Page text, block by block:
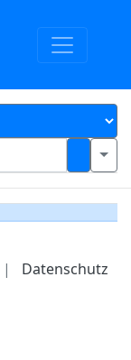
| Datenschutz